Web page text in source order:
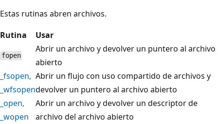
Estas rutinas abren archivos.
Rutina
Usar
fopen
Abrir un archivo y devolver un puntero al archivo
abierto
_fsopen,
_wfsopen
Abrir un flujo con uso compartido de archivos y
devolver un puntero al archivo abierto
_open,
_wopen
Abrir un archivo y devolver un descriptor de
archivo del archivo abierto